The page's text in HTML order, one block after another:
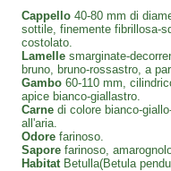
Cappello 40-80 mm di
sottile, finemente fibrillosa-
costolato.
Lamelle smarginate-
bruno, bruno-rossastro, a
Gambo 60-110 mm,
apice bianco-giallastro.
Carne di colore bianco-
all'aria.
Odore farinoso.
Sapore farinoso,
HabitatBetulla(Betula